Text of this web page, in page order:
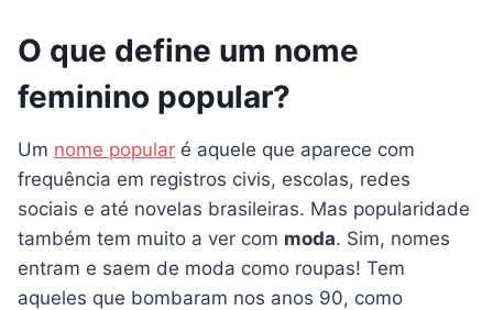
O que define um nome
feminino popular?
Um nome popular é aquele que aparece com
frequência em registros civis, escolas, redes
sociais e até novelas brasileiras. Mas popularidade
também tem muito a ver com moda. Sim, nomes
entram e saem de moda como roupas! Tem
aqueles que bombaram nos anos 90, como